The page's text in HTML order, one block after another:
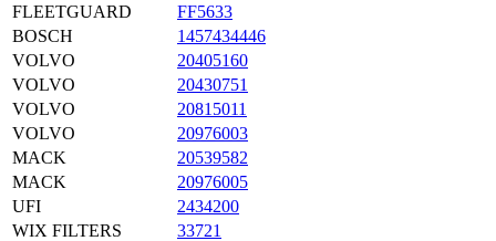
FLEETGUARD
FF5633
BOSCH
1457434446
VOLVO
20405160
VOLVO
20430751
VOLVO
20815011
VOLVO
20976003
MACK
20539582
MACK
20976005
UFI
2434200
WIX FILTERS
33721